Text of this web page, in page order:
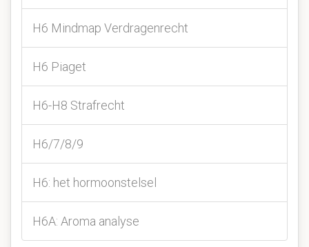
H6 Mindmap Verdragenrecht
H6 Piaget
H6-H8 Strafrecht
H6/7/8/9
H6: het hormoonstelsel
H6A: Aroma analyse